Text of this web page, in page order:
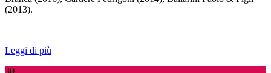
(2013).
Leggi di più